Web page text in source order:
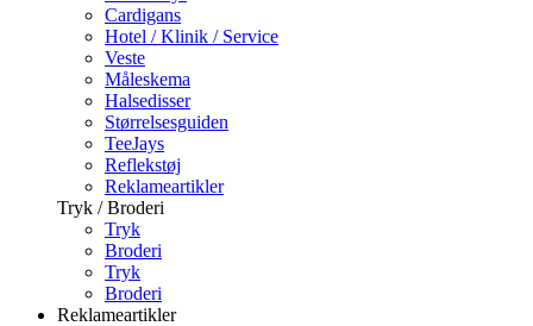
Cardigans
Hotel / Klinik / Service
Veste
Måleskema
Halsedisser
Størrelsesguiden
TeeJays
Reflekstøj
Reklameartikler
Tryk / Broderi
Tryk
Broderi
Tryk
Broderi
Reklameartikler